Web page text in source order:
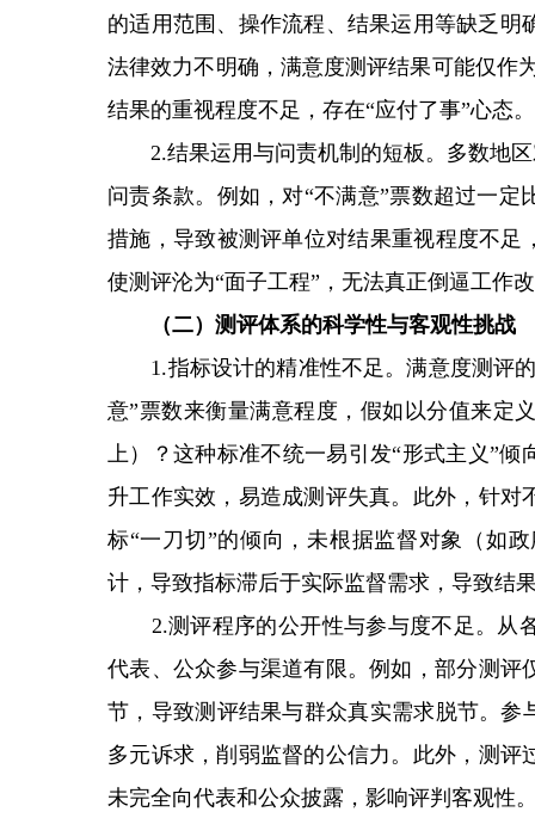
的适用范围、操作流程、结果运用等缺乏
法律效力不明确，满意度测评结果可能仅作
结果的重视程度不足，存在“应付了事”心态。
2.结果运用与问责机制的短板。多数地区
问责条款。例如，对“不满意”票数超过一
措施，导致被测评单位对结果重视程度不足
使测评沦为“面子工程”，无法真正倒逼工作
（二）测评体系的科学性与客观性挑战
1.指标设计的精准性不足。满意度测评的
意”票数来衡量满意程度，假如以分值来定
上）？这种标准不统一易引发“形式主义”
升工作实效，易造成测评失真。此外，针
标“一刀切”的倾向，未根据监督对象（如
计，导致指标滞后于实际监督需求，导致结
2.测评程序的公开性与参与度不足。从
代表、公众参与渠道有限。例如，部分测
节，导致测评结果与群众真实需求脱节。参
多元诉求，削弱监督的公信力。此外，测
未完全向代表和公众披露，影响评判客观性